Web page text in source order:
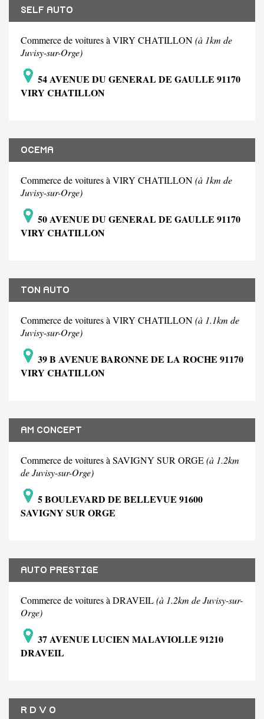
SELF AUTO
Commerce de voitures à VIRY CHATILLON(à 1km de
Juvisy-sur-Orge)
54 AVENUE DU GENERAL DE GAULLE 91170
VIRY CHATILLON
OCEMA
Commerce de voitures à VIRY CHATILLON(à 1km de
Juvisy-sur-Orge)
50 AVENUE DU GENERAL DE GAULLE 91170
VIRY CHATILLON
TON AUTO
Commerce de voitures à VIRY CHATILLON(à 1.1km de
Juvisy-sur-Orge)
39 B AVENUE BARONNE DE LA ROCHE 91170
VIRY CHATILLON
AM CONCEPT
Commerce de voitures à SAVIGNY SUR ORGE(à 1.2km
de Juvisy-sur-Orge)
5 BOULEVARD DE BELLEVUE 91600
SAVIGNY SUR ORGE
AUTO PRESTIGE
Commerce de voitures à DRAVEIL(à 1.2km de Juvisy-sur-
Orge)
37 AVENUE LUCIEN MALAVIOLLE 91210
DRAVEIL
R D V O